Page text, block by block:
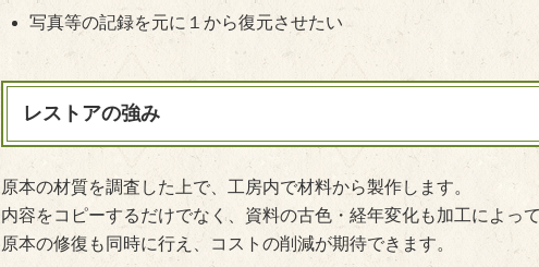
写真等の記録を元に１から復元させたい
レストアの強み
原本の材質を調査した上で、工房内で材料から製作します。
内容をコピーするだけでなく、資料の古色・経年変化も加工によっ
原本の修復も同時に行え、コストの削減が期待できます。